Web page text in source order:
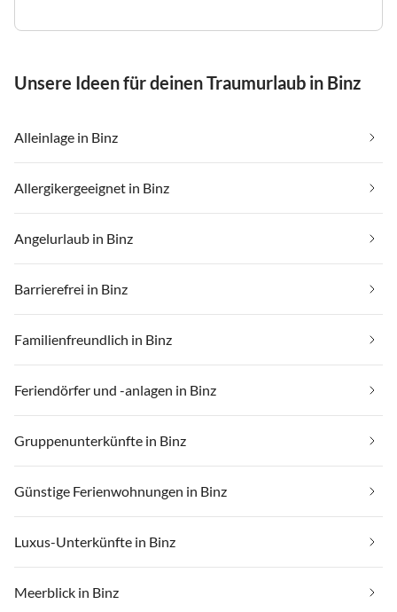
Unsere Ideen für deinen Traumurlaub in Binz
Alleinlage in Binz
Allergikergeeignet in Binz
Angelurlaub in Binz
Barrierefrei in Binz
Familienfreundlich in Binz
Feriendörfer und -anlagen in Binz
Gruppenunterkünfte in Binz
Günstige Ferienwohnungen in Binz
Luxus-Unterkünfte in Binz
Meerblick in Binz